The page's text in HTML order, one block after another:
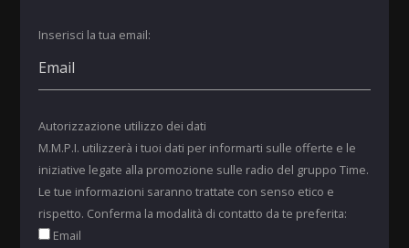
Inserisci la tua email:
Autorizzazione utilizzo dei dati
M.M.P.I. utilizzerà i tuoi dati per informarti sulle offerte e le
iniziative legate alla promozione sulle radio del gruppo Time.
Le tue informazioni saranno trattate con senso etico e
rispetto. Conferma la modalità di contatto da te preferita:
Email